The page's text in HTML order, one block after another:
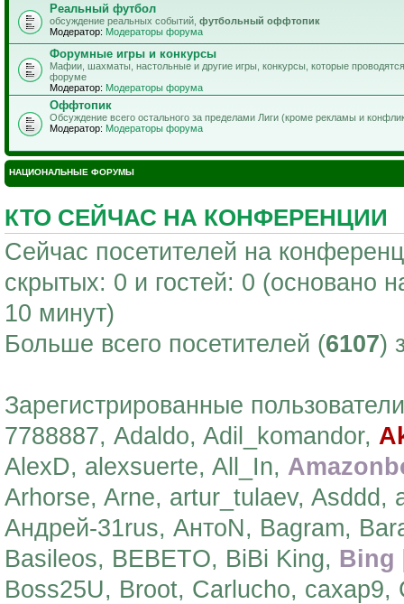
Реальный футбол
обсуждение реальных событий, футбольный оффтопик
Модератор: Модераторы форума
Форумные игры и конкурсы
Мафии, шахматы, настольные и другие игры, конкурсы, которые
форуме
Модератор: Модераторы форума
Оффтопик
Обсуждение всего остального за пределами Лиги (кроме рекламы и
Модератор: Модераторы форума
НАЦИОНАЛЬНЫЕ ФОРУМЫ
КТО СЕЙЧАС НА КОНФЕРЕНЦИИ
Сейчас посетителей на
скрытых: 0 и гостей: 0 (основано
10 минут)
Больше всего посетителей (6107)
Зарегистрированные
7788887, Adaldo, Adil_komandor,
AlexD, alexsuerte, All_In,
Arhorse, Arne, artur_tulaev, Asddd,
Андрей-31rus, АнтоN, Bagram,
Basileos, BEBETO, BiBi King, Bing
Boss25U, Broot, Carlucho,